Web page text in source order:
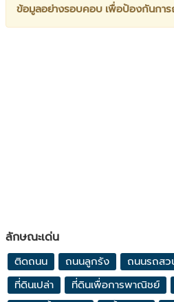
ข้อมูลอย่างรอบคอบ เพื่อป้องกันกา
ลักษณะเด่น
ติดถนน ถนนลูกรัง ถนนรถสว
ที่ดินเปล่า ที่ดินเพื่อการพาณิชย์